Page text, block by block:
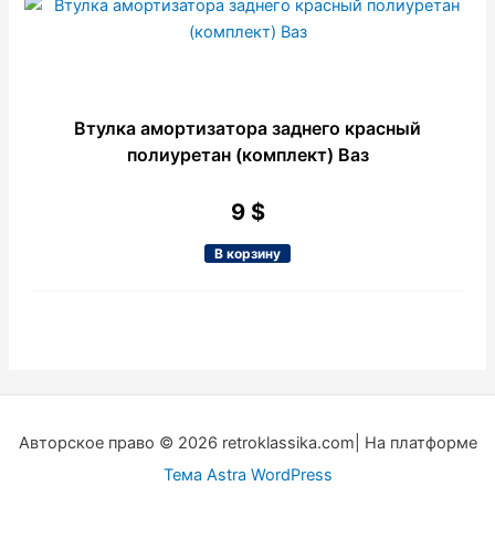
Втулка амортизатора заднего красный
полиуретан (комплект) Ваз
9 $
В корзину
Авторское право © 2026 retroklassika.com| На платформе
Тема Astra WordPress